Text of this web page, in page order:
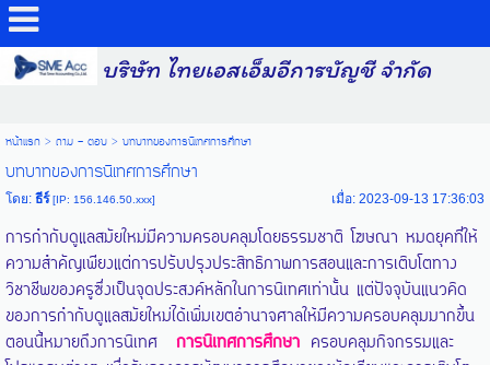
บริษัท ไทยเอสเอ็มอีการบัญชี จำกัด
หน้าแรก> ถาม - ตอบ> บทบาทของการนิเทศการศึกษา
บทบาทของการนิเทศการศึกษา
โดย:ธีร์[IP: 156.146.50.xxx] เมื่อ: 2023-09-13 17:36:03
การกำกับดูแลสมัยใหม่มีความครอบคลุมโดยธรรมชาติ โฆษณา หมดยุคที่ให้
ความสำคัญเพียงแต่การปรับปรุงประสิทธิภาพการสอนและการเติบโตทาง
วิชาชีพของครูซึ่งเป็นจุดประสงค์หลักในการนิเทศเท่านั้น แต่ปัจจุบันแนวคิด
ของการกำกับดูแลสมัยใหม่ได้เพิ่มเขตอำนาจศาลให้มีความครอบคลุมมากขึ้น
ตอนนี้หมายถึงการนิเทศ การนิเทศการศึกษาครอบคลุมกิจกรรมและ